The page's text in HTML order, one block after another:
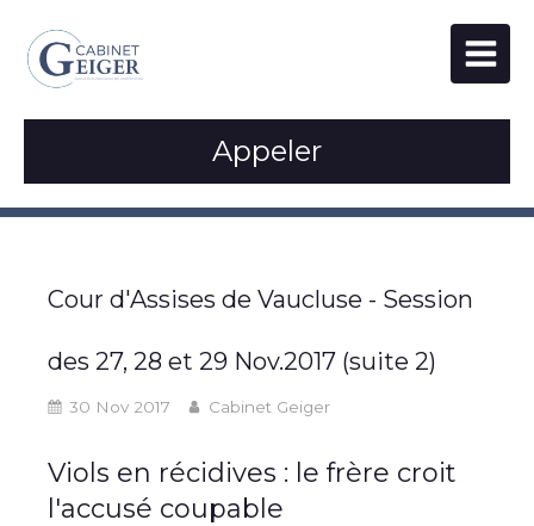
Appeler
Cour d'Assises de Vaucluse - Session
des 27, 28 et 29 Nov.2017 (suite 2)
30 Nov 2017 Cabinet Geiger
Viols en récidives : le frère croit
l'accusé coupable